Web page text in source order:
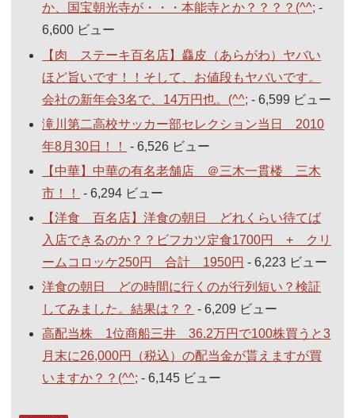
か、国宝朝光寺が・・・本能寺とか？？？？(^^; -
6,600 ビュー
【肉 ステーキ百名店】麤皮（あらがわ）ヤバい
ほど旨いです！！そして、お値段もヤバいです。
会社の新年会3名で、14万円也。(^^; - 6,599 ビュー
滝川第二高校サッカー部セレクション当日 2010
年8月30日！！
- 6,526 ビュー
【中華】中華の有名老舗店 ＠三木一貫楼 三木
市！！
- 6,294 ビュー
【洋食 百名店】洋食の朝日 どれくらい待てば
入店できるのか？？ビフカツ定食1700円 + クリ
ームコロッケ250円 合計 1950円 - 6,223 ビュー
洋食の朝日 どの時間に行くのが行列短い？検証
してみました。結果は？？ - 6,209 ビュー
高配当株 1位商船三井 36.2万円で100株買うと3
月末に26,000円（税込）の配当金が貰えますが買
いますか？？(^^; - 6,145 ビュー